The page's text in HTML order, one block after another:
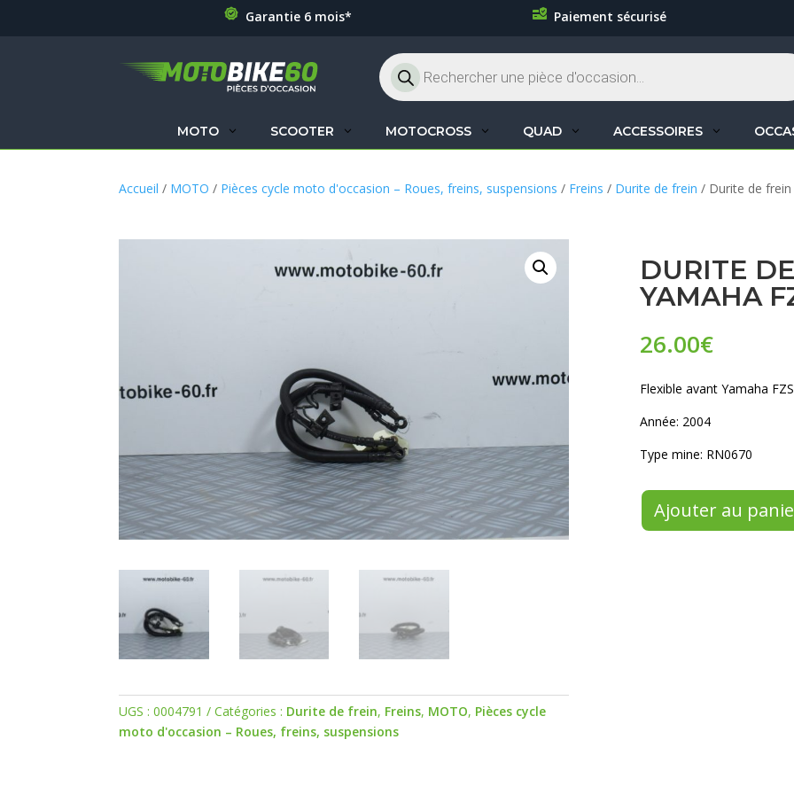
Garantie 6 mois* Paiement sécurisé
Recherche
de
produits
MOTO SCOOTER MOTOCROSS QUAD ACCESSOIRES
Accueil / MOTO / Pièces cycle moto d'occasion – Roues, freins, suspensions / Freins / Durite de frein / Durite de frein
UGS :0004791 Catégories : Durite de frein, Freins, MOTO, Pièces cycle
moto d'occasion – Roues, freins, suspensions
DURITE
YAMAHA
26.00€
Flexible avant Yamaha
Année: 2004
Type mine: RN0670
Ajouter au